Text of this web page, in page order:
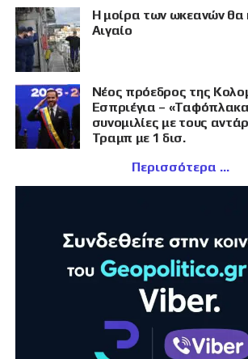
Η μοίρα των ωκεανών θα
Αιγαίο
Νέος πρόεδρος της
Εσπριέγια –
συνομιλίες με τους
Τραμπ με 1 δισ.
Περισσότερα